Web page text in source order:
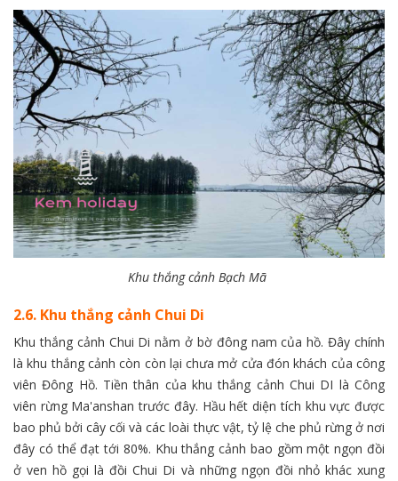
Khu thắng cảnh Bạch Mã
2.6. Khu thắng cảnh Chui Di
Khu thắng cảnh Chui Di nằm ở bờ đông nam của hồ. Đây chính
là khu thắng cảnh còn còn lại chưa mở cửa đón khách của công
viên Đông Hồ. Tiền thân của khu thắng cảnh Chui DI là Công
viên rừng Ma'anshan trước đây. Hầu hết diện tích khu vực được
bao phủ bởi cây cối và các loài thực vật, tỷ lệ che phủ rừng ở nơi
đây có thể đạt tới 80%. Khu thắng cảnh bao gồm một ngọn đồi
ở ven hồ gọi là đồi Chui Di và những ngọn đồi nhỏ khác xung